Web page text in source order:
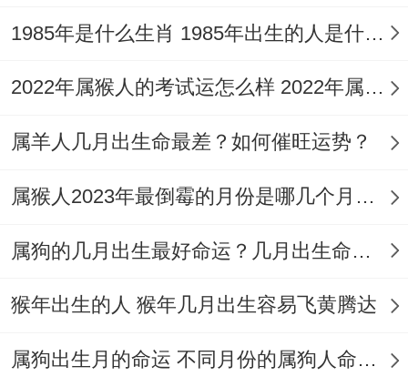
的速度去解决问题,属猴人在很多方面都是有
习,他们都是会有想象力，在各方面领域都能
更出色的。
体育与音乐方面都是能更好解决问题 - 才华
横溢 - 可以更好解决到任何办法,也能实现到
就是机遇，而多数的属猴人都是聪明的，懂
1985年是什么生肖 1985年出生的人是什么命格
2022年属猴人的考试运怎么样 2022年属猴人学业运势好不好
​属羊人几月出生命最差？如何催旺运势？
属猴人2023年最倒霉的月份是哪几个月？坎坷挫折易破财
属狗的几月出生最好命运？几月出生命苦多灾？
猴年出生的人 猴年几月出生容易飞黄腾达
属狗出生月的命运 不同月份的属狗人命运财富区别